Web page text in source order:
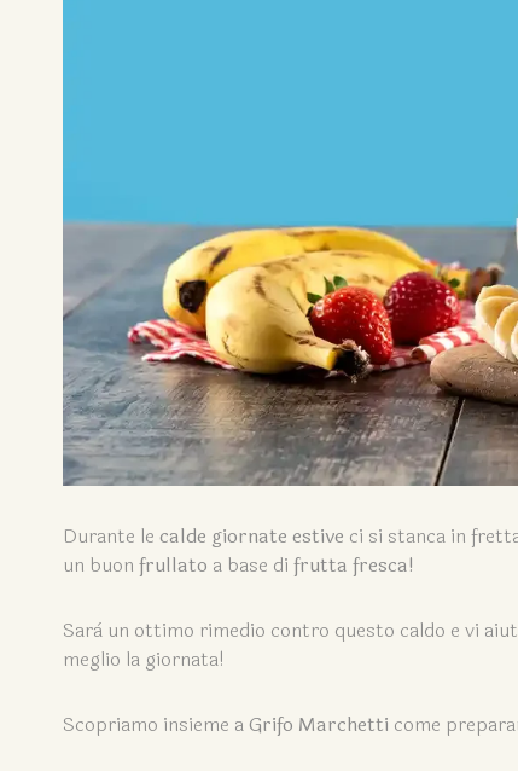
Durante le calde giornate estive ci si stanca in
un buon frullato a base di frutta fresca!
Sarà un ottimo rimedio contro questo caldo e vi
meglio la giornata!
Scopriamo insieme aGrifo Marchetti come